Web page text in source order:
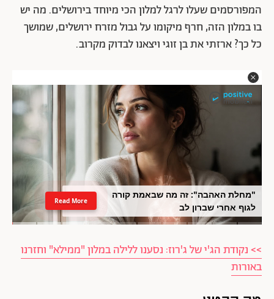
המפורסמים שעלו לרגל למלון הכי מיוחד בירושלים. מה יש
בו במלון הזה, חרף מיקומו על גבול מזרח ירושלים, שמושך
כל כך? ארזתי את בן זוגי ויצאנו לבדוק מקרוב.
"מחלת האהבה": זה מה שבאמת קורה
לגוף אחרי שברון לב
Read More
>> נקודת הג'י של ג'רוז: נסענו ללילה במלון "ממילא" וחזרנו
באורות